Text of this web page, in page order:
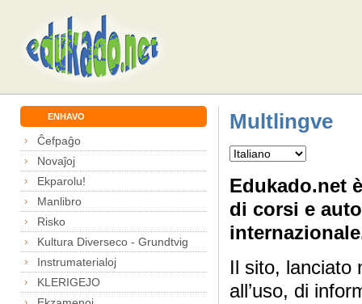
ENHAVO
Ĉefpaĝo
Novaĵoj
Ekparolu!
Manlibro
Risko
Kultura Diverseco - Grundtvig
Instrumaterialoj
KLERIGEJO
Multlingve
Edukado.net
di corsi e
Il sito, lanciato
all’uso, di